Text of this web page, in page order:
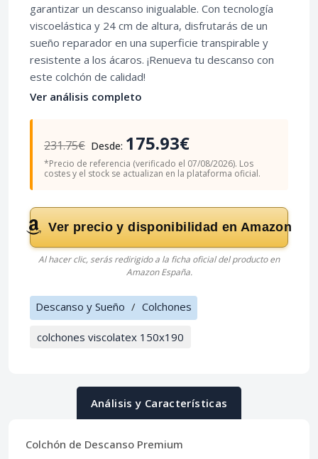
garantizar un descanso inigualable. Con tecnología
viscoelástica y 24 cm de altura, disfrutarás de un
sueño reparador en una superficie transpirable y
resistente a los ácaros. ¡Renueva tu descanso con
este colchón de calidad!
Ver análisis completo
231.75€ Desde: 175.93€
*Precio de referencia (verificado el 07/08/2026). Los
costes y el stock se actualizan en la plataforma oficial.
Ver precio y disponibilidad en Amazon
Al hacer clic, serás redirigido a la ficha oficial del producto en
Amazon España.
Descanso y Sueño / Colchones
colchones viscolatex 150x190
Análisis y Características
Colchón de Descanso Premium